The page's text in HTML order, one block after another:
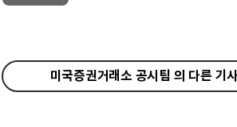
미국증권거래소 공시팀 의 다른 기